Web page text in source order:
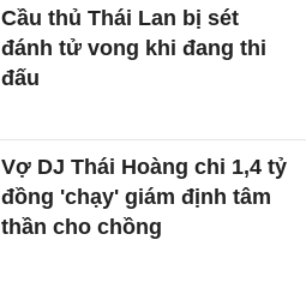
Cầu thủ Thái Lan bị sét
đánh tử vong khi đang thi
đấu
Vợ DJ Thái Hoàng chi 1,4 tỷ
đồng 'chạy' giám định tâm
thần cho chồng